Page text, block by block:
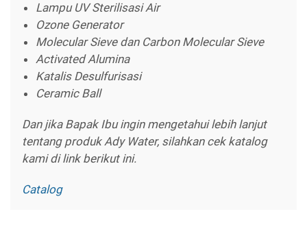
Lampu UV Sterilisasi Air
Ozone Generator
Molecular Sieve dan Carbon Molecular Sieve
Activated Alumina
Katalis Desulfurisasi
Ceramic Ball
Dan jika Bapak Ibu ingin mengetahui lebih lanjut
tentang produk Ady Water, silahkan cek katalog
kami di link berikut ini.
Catalog